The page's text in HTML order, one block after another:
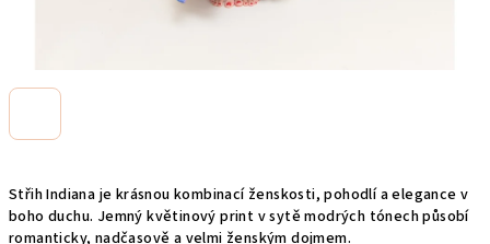
Střih Indiana je krásnou kombinací ženskosti, pohodlí a elegance v
boho duchu. Jemný květinový print v sytě modrých tónech působí
romanticky, nadčasově a velmi ženským dojmem.